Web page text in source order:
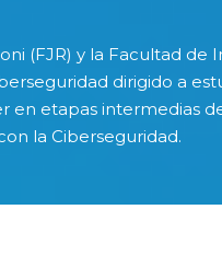
(FJR) y la Facultad de
dirigido a
etapas intermedias
la Ciberseguridad.